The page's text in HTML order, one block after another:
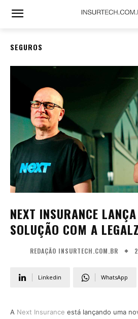
SEGUROS
NEXT INSURANCE
SOLUÇÃO COM A
REDAÇÃO INSURTECH.COM.BR
Linkedin WhatsApp
A Next Insurance está lançando uma